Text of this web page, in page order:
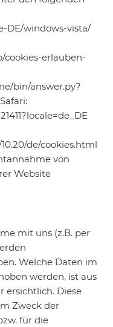
DE/windows-vista/
cookies-erlauben-
bin/answer.py?
de/cookies.html
von
Website
mit uns (z.B. per
Welche Daten im
werden, ist aus
Diese
Zweck der
für die